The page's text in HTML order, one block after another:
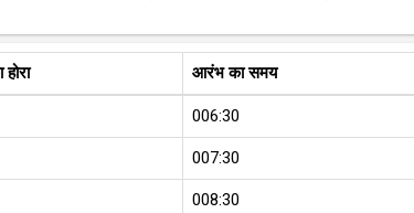
आरंभ का समय
006:30
007:30
008:30